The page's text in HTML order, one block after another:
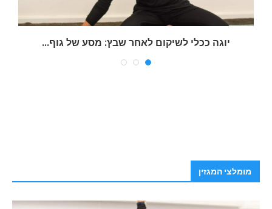
יוגה ככלי לשיקום לאחר שבץ: מסע של גוף...
מומלצי המגזין